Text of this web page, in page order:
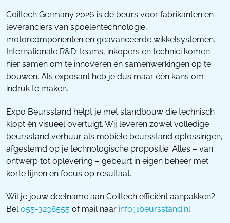
Coiltech Germany 2026 is dé beurs voor fabrikanten en
leveranciers van spoelentechnologie,
motorcomponenten en geavanceerde wikkelsystemen.
Internationale R&D-teams, inkopers en technici komen
hier samen om te innoveren en samenwerkingen op te
bouwen. Als exposant heb je dus maar één kans om
indruk te maken.
Expo Beursstand helpt je met standbouw die technisch
klopt én visueel overtuigt. Wij leveren zowel volledige
beursstand verhuur als mobiele beursstand oplossingen,
afgestemd op je technologische propositie. Alles – van
ontwerp tot oplevering – gebeurt in eigen beheer met
korte lijnen en focus op resultaat.
Wil je jouw deelname aan Coiltech efficiënt aanpakken?
Bel 055-3238555 of mail naar info@beursstand.nl.